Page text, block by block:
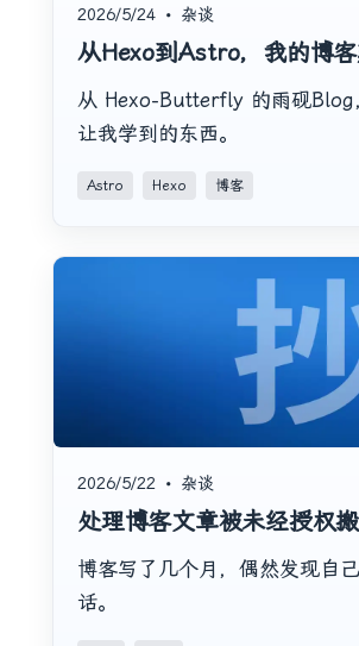
2026/5/24 • 杂谈
从Hexo到Astro，我的博
从 Hexo-Butterfly 的雨砚Blog
让我学到的东西。
Astro Hexo 博客
2026/5/22 • 杂谈
处理博客文章被未经授权
博客写了几个月，偶然发现自
话。